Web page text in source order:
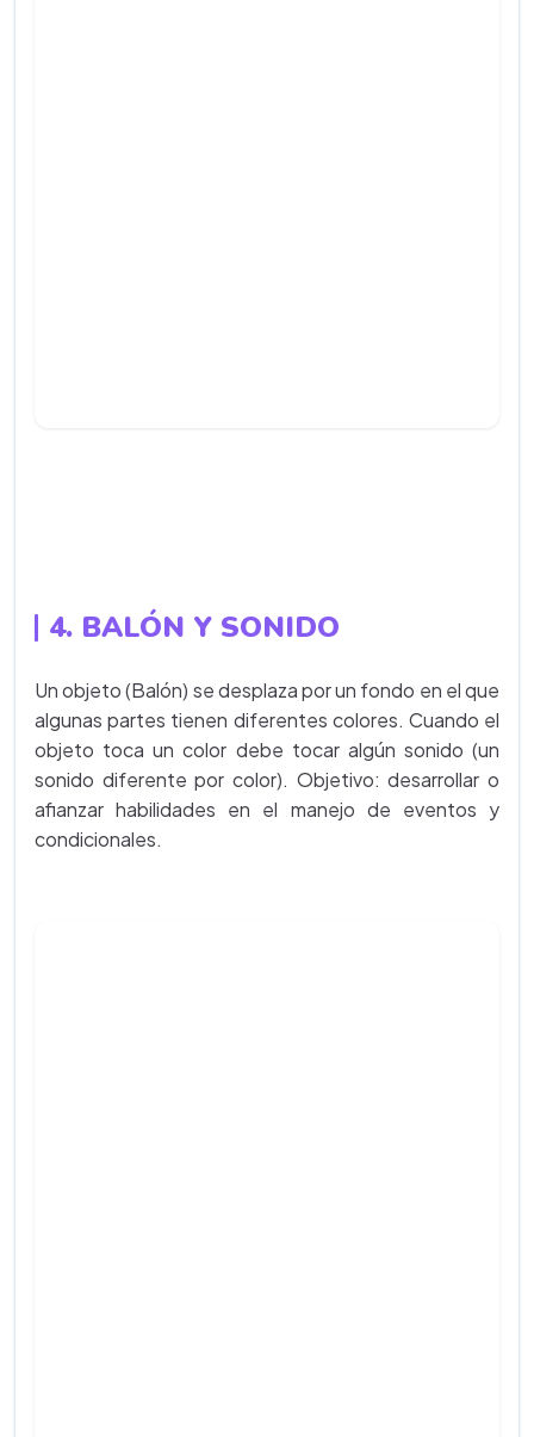
4. BALÓN Y SONIDO
Un objeto (Balón) se desplaza por un fondo en el que
algunas partes tienen diferentes colores. Cuando el
objeto toca un color debe tocar algún sonido (un
sonido diferente por color). Objetivo: desarrollar o
afianzar habilidades en el manejo de eventos y
condicionales.